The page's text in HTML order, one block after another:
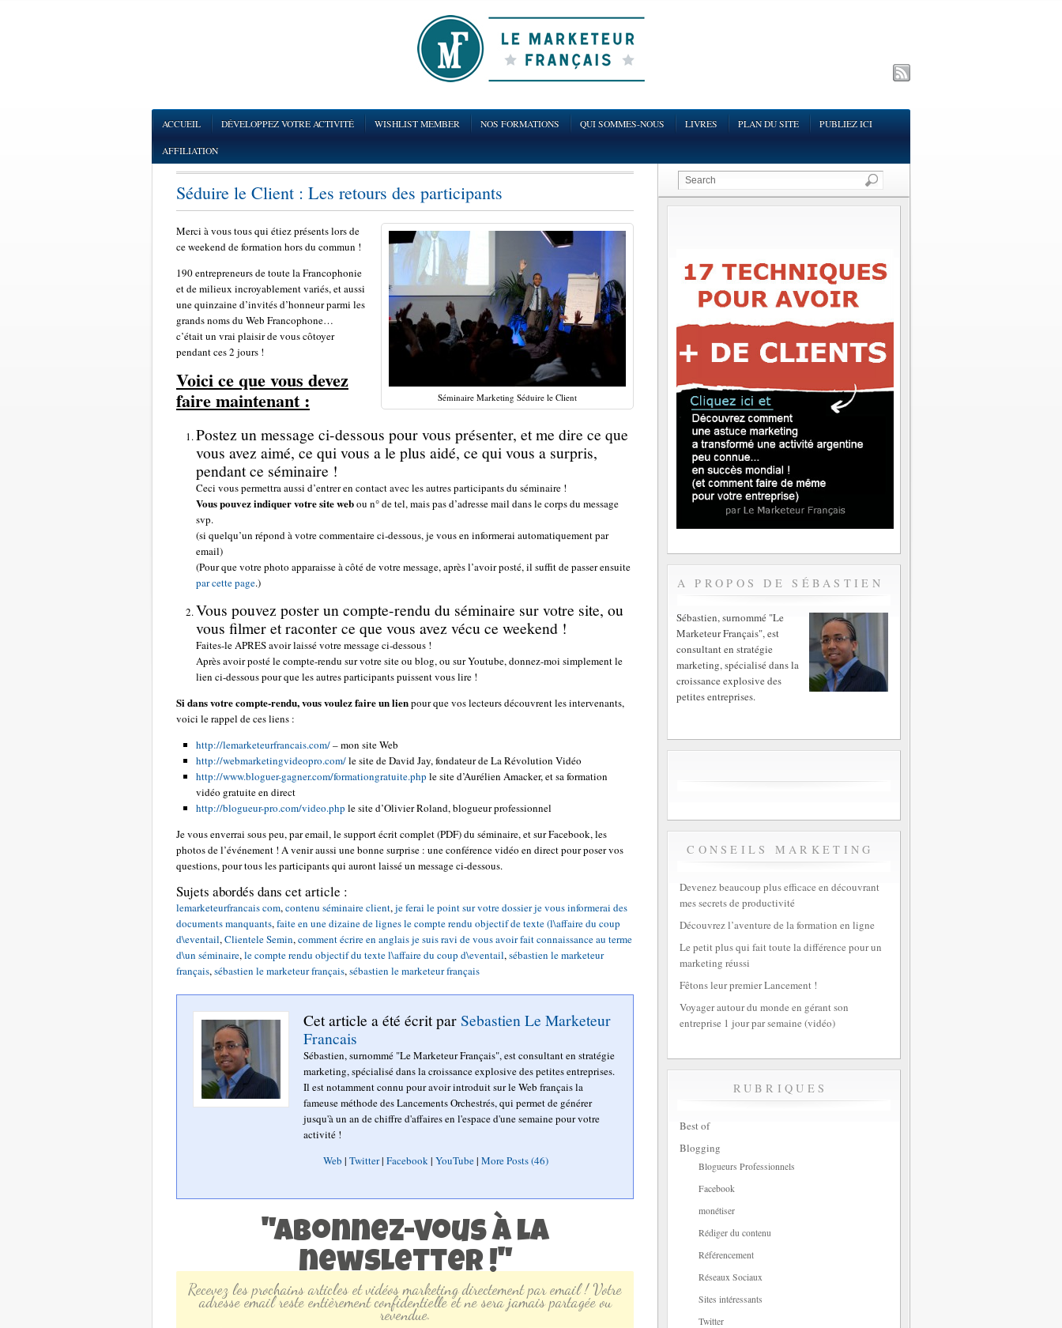
ACCUEIL DÉVELOPPEZ VOTRE ACTIVITÉ WISHLIST MEMBER NOS FORMATIONS QUI SOMMES-NOUS LIVRES PLAN DU SITE PUBLIEZ ICI
AFFILIATION
Séduire le Client : Les retours des participants
Séminaire Marketing Séduire le Client
Merci à vous tous qui étiez présents lors de
ce weekend de formation hors du commun !
190 entrepreneurs de toute la Francophonie
et de milieux incroyablement variés, et aussi
une quinzaine d’invités d’honneur parmi les
grands noms du Web Francophone…
c’était un vrai plaisir de vous côtoyer
pendant ces 2 jours !
Voici ce que vous devez
faire maintenant :
Postez un message ci-dessous pour vous présenter, et me dire ce que
vous avez aimé, ce qui vous a le plus aidé, ce qui vous a surpris,
pendant ce séminaire !
Ceci vous permettra aussi d’entrer en contact avec les autres participants du séminaire !
Vous pouvez indiquer votre site webou n° de tel, mais pas d’adresse mail dans le corps du message
svp.
(si quelqu’un répond à votre commentaire ci-dessous, je vous en informerai automatiquement par
email)
(Pour que votre photo apparaisse à côté de votre message, après l’avoir posté, il suffit de passer ensuite
par cette page.)
Vous pouvez poster un compte-rendu du séminaire sur votre site, ou
vous filmer et raconter ce que vous avez vécu ce weekend !
Faites-le APRES avoir laissé votre message ci-dessous !
Après avoir posté le compte-rendu sur votre site ou blog, ou sur Youtube, donnez-moi simplement le
lien ci-dessous pour que les autres participants puissent vous lire !
Si dans votre compte-rendu, vous voulez faire un lienpour que vos lecteurs découvrent les intervenants,
voici le rappel de ces liens :
http://lemarketeurfrancais.com/– mon site Web
http://webmarketingvideopro.com/le site de David Jay, fondateur de La Révolution Vidéo
http://www.bloguer-gagner.com/formationgratuite.php le site d’Aurélien Amacker, et sa formation
vidéo gratuite en direct
http://blogueur-pro.com/video.php le site d’Olivier Roland, blogueur professionnel
Je vous enverrai sous peu, par email, le support écrit complet (PDF) du séminaire, et sur Facebook, les
photos de l’événement ! A venir aussi une bonne surprise : une conférence vidéo en direct pour poser vos
questions, pour tous les participants qui auront laissé un message ci-dessous.
Sujets abordés dans cet article :
lemarketeurfrancais com,contenu séminaire client,je ferai le point sur votre dossier je vous informerai des
documents manquants,faite en une dizaine de lignes le compte rendu objectif de texte (l\affaire du coup
d\eventail,Clientele Semin,comment écrire en anglais je suis ravi de vous avoir fait connaissance au terme
d\un séminaire,le compte rendu objectif du texte l\affaire du coup d\eventail,sébastien le marketeur
français,sébastien le marketeur français,sébastien le marketeur français
Cet article a été écrit parSebastien Le Marketeur
Francais
Sébastien, surnommé "Le Marketeur Français", est consultant en stratégie
marketing, spécialisé dans la croissance explosive des petites entreprises.
Il est notamment connu pour avoir introduit sur le Web français la
fameuse méthode des Lancements Orchestrés, qui permet de générer
jusqu'à un an de chiffre d'affaires en l'espace d'une semaine pour votre
activité !
Web | Twitter| Facebook| YouTube| More Posts (46)
"Abonnez-vous à la
newsletter !"
Recevez les prochains articles et vidéos marketing directement par email ! Votre
adresse email reste entièrement confidentielle et ne sera jamais partagée ou
revendue.
A PROPOS DE SÉBASTIEN
Sébastien, surnommé "Le
Marketeur Français", est
consultant en stratégie
marketing, spécialisé dans la
croissance explosive des
petites entreprises.
CONSEILS MARKETING
Devenez beaucoup plus efficace en découvrant
mes secrets de productivité
Découvrez l’aventure de la formation en ligne
Le petit plus qui fait toute la différence pour un
marketing réussi
Fêtons leur premier Lancement !
Voyager autour du monde en gérant son
entreprise 1 jour par semaine (vidéo)
RUBRIQUES
Best of
Blogging
Blogueurs Professionnels
Facebook
monétiser
Rédiger du contenu
Référencement
Réseaux Sociaux
Sites intéressants
Twitter